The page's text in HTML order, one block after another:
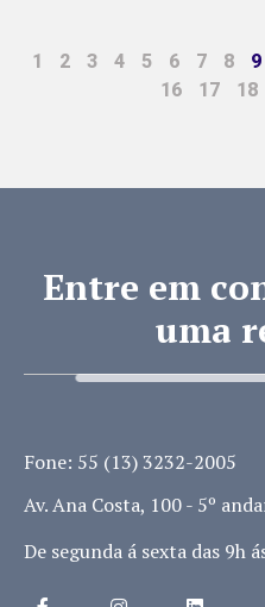
1 2 3 4 5 6 7 8 9
16
17 18
Entre em
uma
Fone: 55 (13) 3232-2005
Av. Ana Costa, 100 - 5º
De segunda á sexta das 9h